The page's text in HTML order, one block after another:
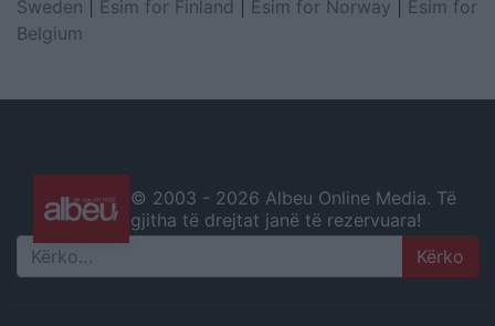
Sweden
Esim for Finland Esim for Norway
Esim for
Belgium
© 2003 - 2026 Albeu Online Media. Të
gjitha të drejtat janë të rezervuara!
Search